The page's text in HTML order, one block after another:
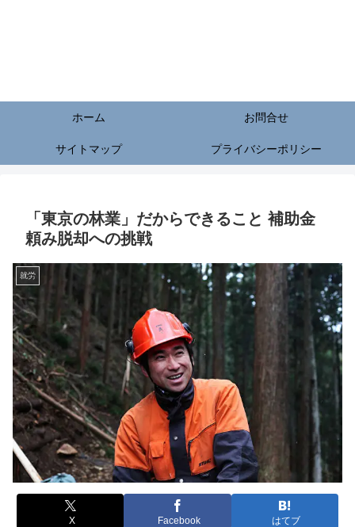
ホーム お問合せ
サイトマップ プライバシーポリシー
「東京の林業」だからできること 補助金
頼み脱却への挑戦
就労
X Facebook はてブ